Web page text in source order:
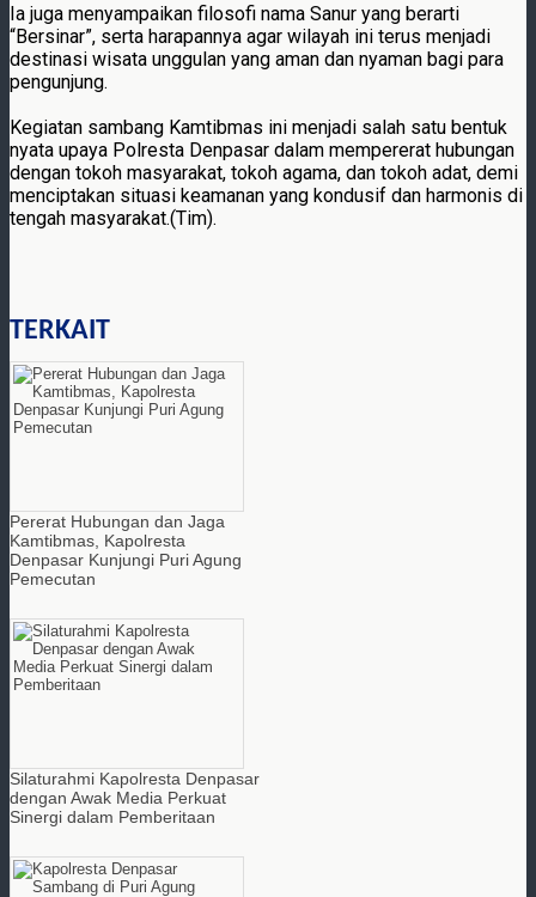
Ia juga menyampaikan filosofi nama Sanur yang berarti
“Bersinar”, serta harapannya agar wilayah ini terus menjadi
destinasi wisata unggulan yang aman dan nyaman bagi para
pengunjung.
Kegiatan sambang Kamtibmas ini menjadi salah satu bentuk
nyata upaya Polresta Denpasar dalam mempererat hubungan
dengan tokoh masyarakat, tokoh agama, dan tokoh adat, demi
menciptakan situasi keamanan yang kondusif dan harmonis di
tengah masyarakat.(Tim).
TERKAIT
Pererat Hubungan dan Jaga
Kamtibmas, Kapolresta
Denpasar Kunjungi Puri Agung
Pemecutan
Silaturahmi Kapolresta Denpasar
dengan Awak Media Perkuat
Sinergi dalam Pemberitaan